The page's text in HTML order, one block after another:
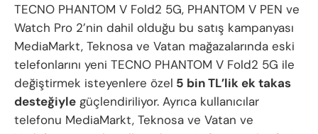
TECNO PHANTOM V Fold2 5G, PHANTOM V PEN ve
Watch Pro 2’nin dahil olduğu bu satış kampanyası
MediaMarkt, Teknosa ve Vatan mağazalarında eski
telefonlarını yeni TECNO PHANTOM V Fold2 5G ile
değiştirmek isteyenlere özel 5 bin TL’lik ek takas
desteğiyle güçlendiriliyor. Ayrıca kullanıcılar
telefonu MediaMarkt, Teknosa ve Vatan ve